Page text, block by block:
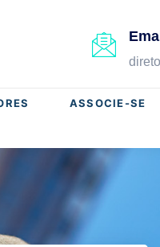
ASSOCIE-SE